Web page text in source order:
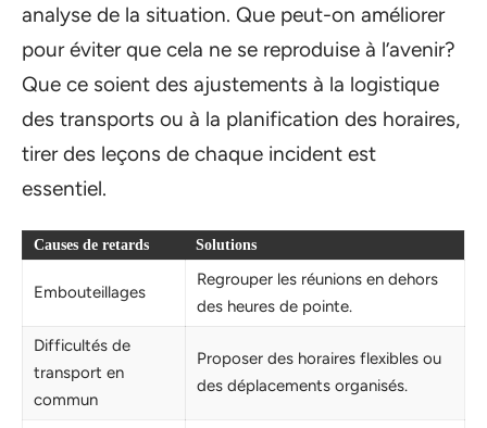
analyse de la situation. Que peut-on améliorer
pour éviter que cela ne se reproduise à l’avenir?
Que ce soient des ajustements à la logistique
des transports ou à la planification des horaires,
tirer des leçons de chaque incident est
essentiel.
Causes de retards Solutions
Embouteillages
Regrouper les réunions en dehors
des heures de pointe.
Difficultés de
transport en
commun
Proposer des horaires flexibles ou
des déplacements organisés.